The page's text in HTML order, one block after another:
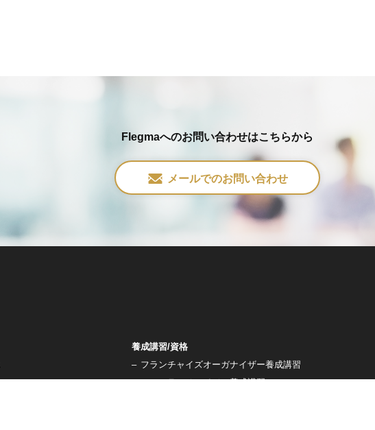
Flegmaへのお問い合わせはこちらから
メールでのお問い合わせ
養成講習/資格
– フランチャイズオーガナイザー養成講習
– コアフランチャイジー養成講習